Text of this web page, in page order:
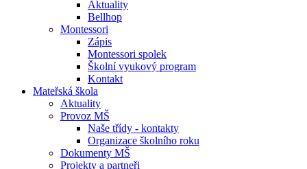
Aktuality
Bellhop
Montessori
Zápis
Montessori spolek
Školní vyukový program
Kontakt
Mateřská škola
Aktuality
Provoz MŠ
Naše třídy - kontakty
Organizace školního roku
Dokumenty MŠ
Projekty a partneři